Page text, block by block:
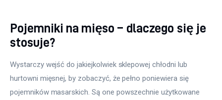
Pojemniki na mięso – dlaczego się je
stosuje?
Wystarczy wejść do jakiejkolwiek sklepowej chłodni lub
hurtowni mięsnej, by zobaczyć, że pełno poniewiera się
pojemników masarskich. Są one powszechnie użytkowane